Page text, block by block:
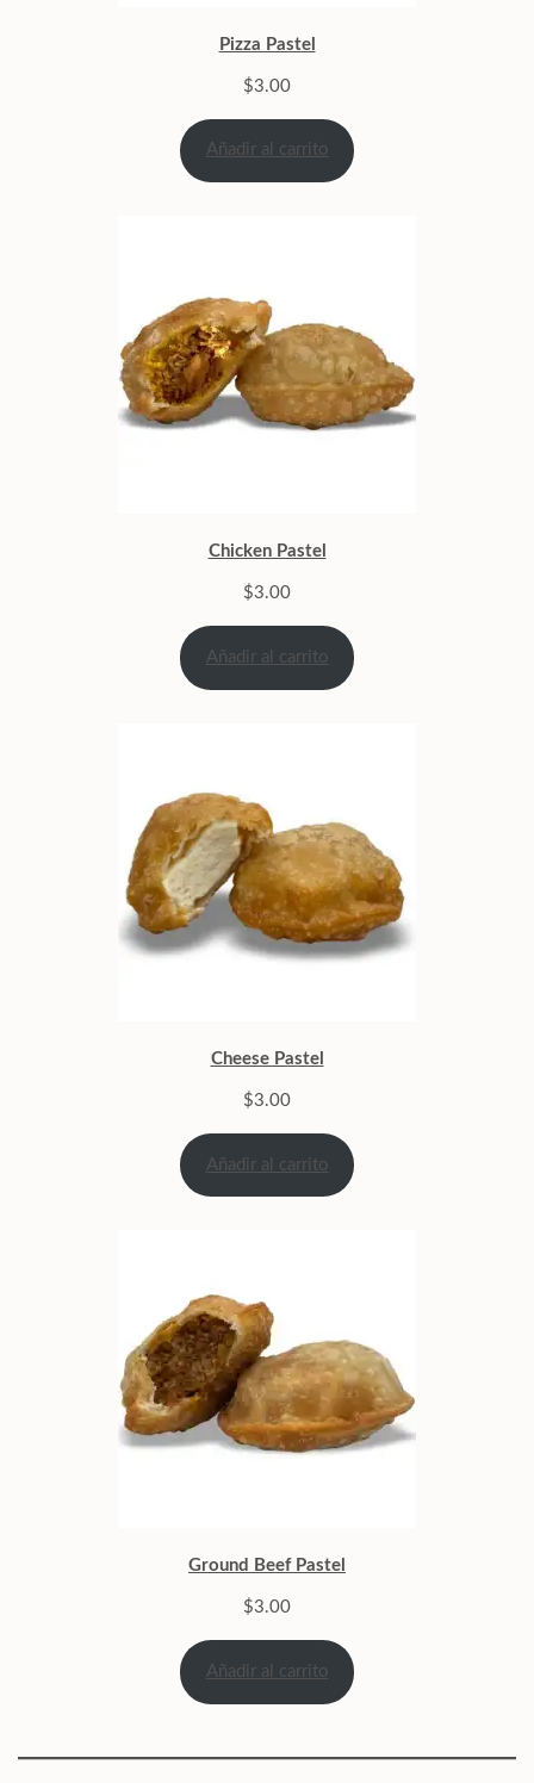
Pizza Pastel
$3.00
Añadir al carrito
Chicken Pastel
$3.00
Añadir al carrito
Cheese Pastel
$3.00
Añadir al carrito
Ground Beef Pastel
$3.00
Añadir al carrito